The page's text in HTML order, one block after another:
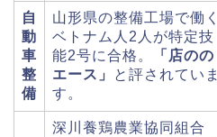
自
動
車
整
備
山形県の整備工場で働く
ベトナム人2人が特定技
能2号に合格。
「店のの
エース」
と評されていま
す。
深川養鶏農業協同組合